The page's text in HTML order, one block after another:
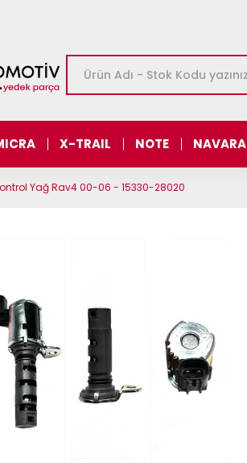
X-TRAIL NOTE NAVARA
Yağ Rav4 00-06 - 15330-28020